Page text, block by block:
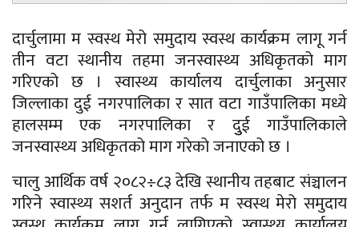
दार्चुलामा म स्वस्थ मेरो समुदाय स्वस्थ कार्यक्रम लागू गर्न
तीन वटा स्थानीय तहमा जनस्वास्थ्य अधिकृतको माग
गरिएको छ । स्वास्थ्य कार्यालय दार्चुलाका अनुसार
जिल्लाका दुई नगरपालिका र सात वटा गाउँपालिका मध्ये
हालसम्म एक नगरपालिका र दुुई गाउँपालिकाले
जनस्वास्थ्य अधिकृतको माग गरेको जनाएको छ ।
चालु आर्थिक वर्ष २०८२÷८३ देखि स्थानीय तहबाट संञ्चालन
गरिने स्वास्थ्य सशर्त अनुदान तर्फ म स्वस्थ मेरो समुदाय